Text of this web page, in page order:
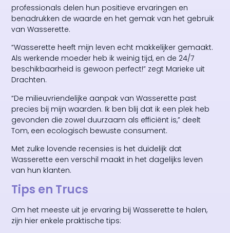
professionals delen hun positieve ervaringen en
benadrukken de waarde en het gemak van het gebruik
van Wasserette.
“Wasserette heeft mijn leven echt makkelijker gemaakt.
Als werkende moeder heb ik weinig tijd, en de 24/7
beschikbaarheid is gewoon perfect!” zegt Marieke uit
Drachten.
“De milieuvriendelijke aanpak van Wasserette past
precies bij mijn waarden. Ik ben blij dat ik een plek heb
gevonden die zowel duurzaam als efficiënt is,” deelt
Tom, een ecologisch bewuste consument.
Met zulke lovende recensies is het duidelijk dat
Wasserette een verschil maakt in het dagelijks leven
van hun klanten.
Tips en Trucs
Om het meeste uit je ervaring bij Wasserette te halen,
zijn hier enkele praktische tips: